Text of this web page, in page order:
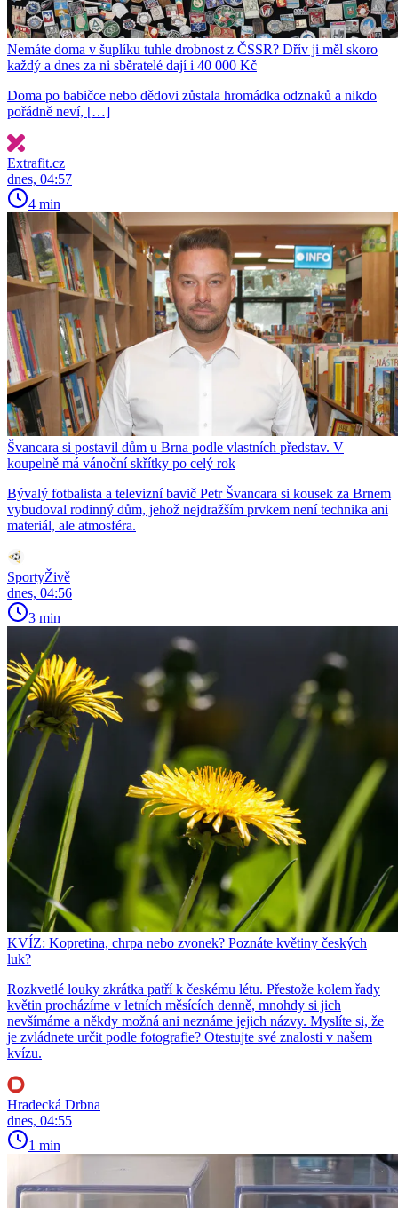
Nemáte doma v šuplíku tuhle drobnost z ČSSR? Dřív ji měl skoro
každý a dnes za ni sběratelé dají i 40 000 Kč
Doma po babičce nebo dědovi zůstala hromádka odznaků a nikdo
pořádně neví, […]
Extrafit.cz
dnes, 04:57
4 min
Švancara si postavil dům u Brna podle vlastních představ. V
koupelně má vánoční skřítky po celý rok
Bývalý fotbalista a televizní bavič Petr Švancara si kousek za Brnem
vybudoval rodinný dům, jehož nejdražším prvkem není technika ani
materiál, ale atmosféra.
SportyŽivě
dnes, 04:56
3 min
KVÍZ: Kopretina, chrpa nebo zvonek? Poznáte květiny českých
luk?
Rozkvetlé louky zkrátka patří k českému létu. Přestože kolem řady
květin procházíme v letních měsících denně, mnohdy si jich
nevšímáme a někdy možná ani neznáme jejich názvy. Myslíte si, že
je zvládnete určit podle fotografie? Otestujte své znalosti v našem
kvízu.
Hradecká Drbna
dnes, 04:55
1 min